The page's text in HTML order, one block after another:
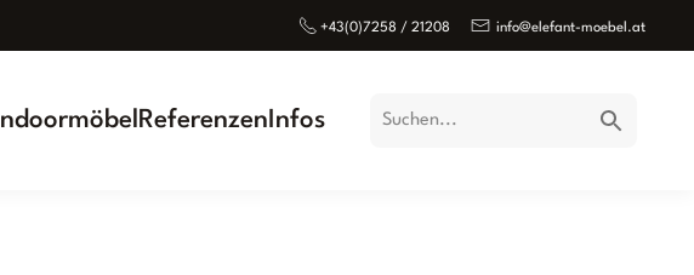
+43(0)7258 / 21208 info@elefant-moebel.at
Indoormöbel Referenzen Infos